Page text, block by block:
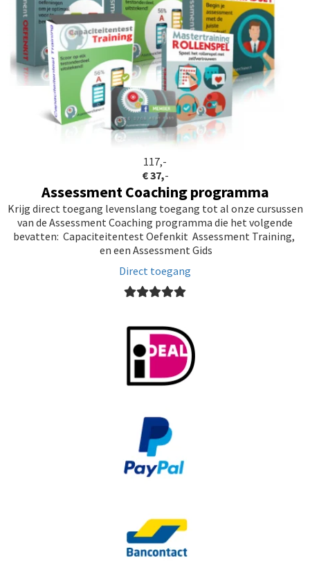
117,-
€ 37,-
Assessment Coaching programma
Krijg direct toegang levenslang toegang tot al onze cursussen
van de Assessment Coaching programma die het volgende
bevatten: Capaciteitentest Oefenkit Assessment Training,
en een Assessment Gids
Direct toegang